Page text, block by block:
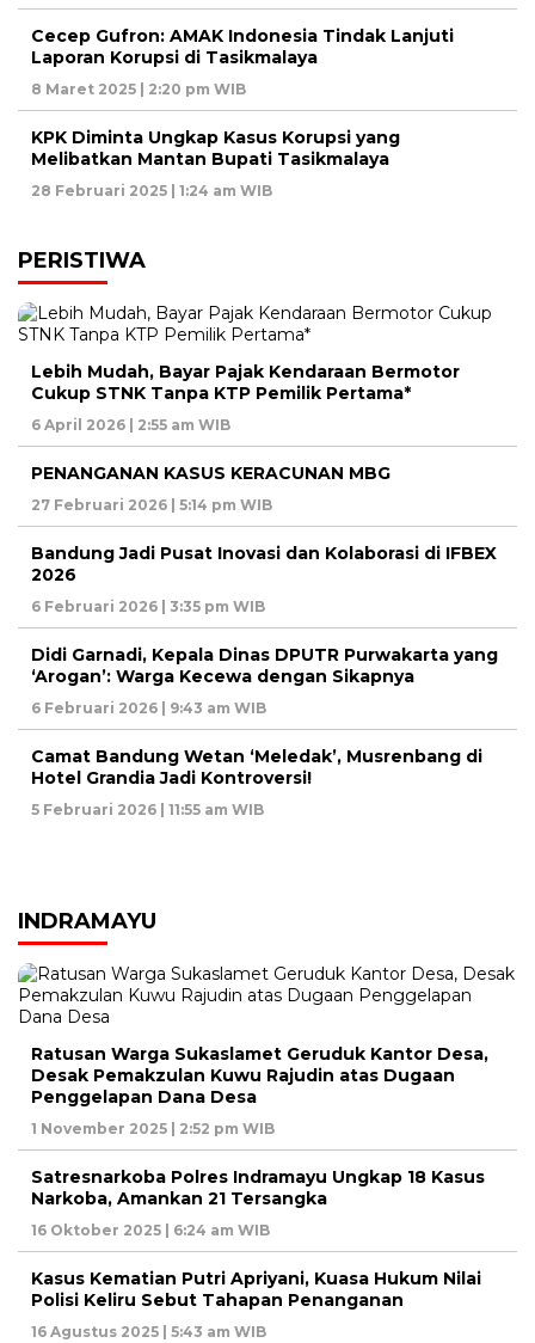
Cecep Gufron: AMAK Indonesia Tindak Lanjuti
Laporan Korupsi di Tasikmalaya
8 Maret 2025 | 2:20 pm WIB
KPK Diminta Ungkap Kasus Korupsi yang
Melibatkan Mantan Bupati Tasikmalaya
28 Februari 2025 | 1:24 am WIB
PERISTIWA
Lebih Mudah, Bayar Pajak Kendaraan Bermotor
Cukup STNK Tanpa KTP Pemilik Pertama*
6 April 2026 | 2:55 am WIB
PENANGANAN KASUS KERACUNAN MBG
27 Februari 2026 | 5:14 pm WIB
Bandung Jadi Pusat Inovasi dan Kolaborasi di IFBEX
2026
6 Februari 2026 | 3:35 pm WIB
Didi Garnadi, Kepala Dinas DPUTR Purwakarta yang
‘Arogan’: Warga Kecewa dengan Sikapnya
6 Februari 2026 | 9:43 am WIB
Camat Bandung Wetan ‘Meledak’, Musrenbang di
Hotel Grandia Jadi Kontroversi!
5 Februari 2026 | 11:55 am WIB
INDRAMAYU
Ratusan Warga Sukaslamet Geruduk Kantor Desa,
Desak Pemakzulan Kuwu Rajudin atas Dugaan
Penggelapan Dana Desa
1 November 2025 | 2:52 pm WIB
Satresnarkoba Polres Indramayu Ungkap 18 Kasus
Narkoba, Amankan 21 Tersangka
16 Oktober 2025 | 6:24 am WIB
Kasus Kematian Putri Apriyani, Kuasa Hukum Nilai
Polisi Keliru Sebut Tahapan Penanganan
16 Agustus 2025 | 5:43 am WIB